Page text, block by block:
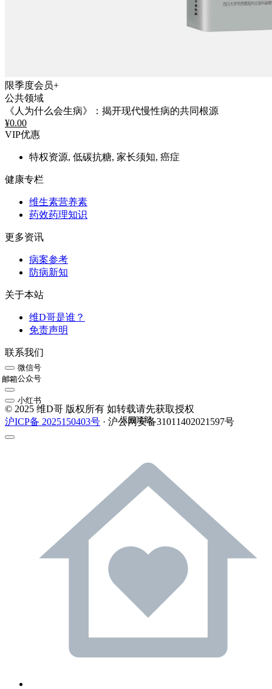
限季度会员+
公共领域
《人为什么会生病》：揭开现代慢性病的共同根源
¥0.00
VIP优惠
特权资源, 低碳抗糖, 家长须知, 癌症
健康专栏
维生素营养素
药效药理知识
更多资讯
病案参考
防病新知
关于本站
维D哥是谁？
免责声明
联系我们
微信号
公众号
邮箱
小红书
© 2025 维D哥 版权所有 如转载请先获取授权
沪ICP备 2025150403号 · 沪公网安备31011402021597号
返回顶部